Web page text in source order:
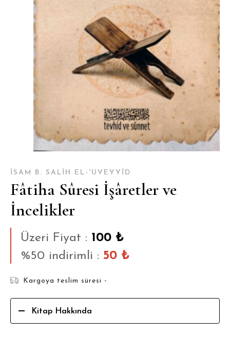
İSAM B. SALIH EL-'UVEYYID
Fâtiha Sûresi İşâretler ve
İncelikler
Üzeri Fiyat : 100 ₺
%50 indirimli : 50 ₺
Kargoya teslim süresi -
Kitap Hakkında